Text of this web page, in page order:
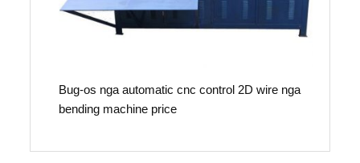
Bug-os nga automatic cnc control 2D wire nga
bending machine price